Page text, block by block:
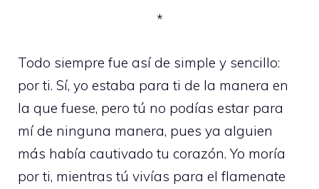
*
Todo siempre fue así de simple y sencillo:
por ti. Sí, yo estaba para ti de la manera en
la que fuese, pero tú no podías estar para
mí de ninguna manera, pues ya alguien
más había cautivado tu corazón. Yo moría
por ti, mientras tú vivías para el flamenate